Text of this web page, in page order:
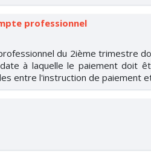
professionnel
du 2ième trimestre
à laquelle le paiement doit
entre l'instruction de paiement